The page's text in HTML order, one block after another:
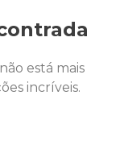
está mais
incríveis.